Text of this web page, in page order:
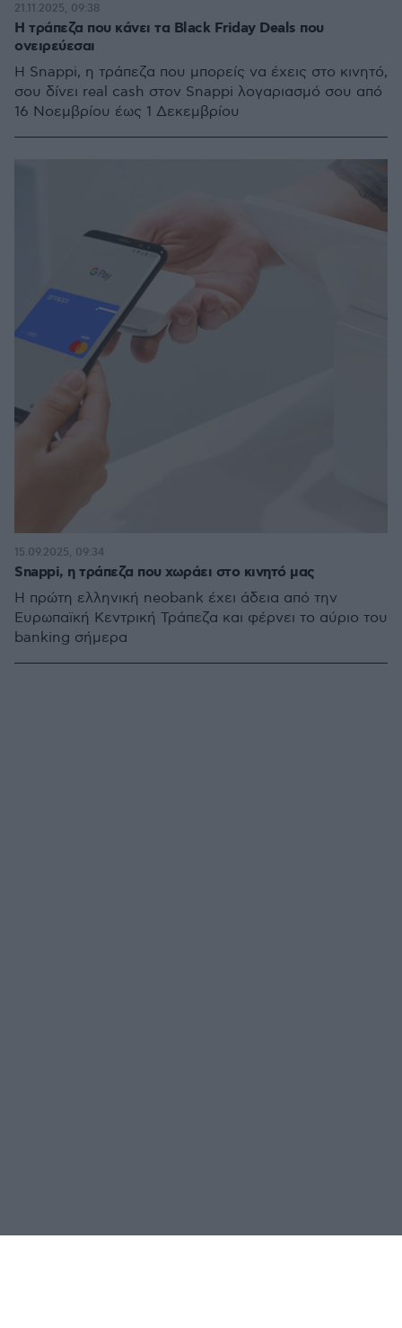
Η τράπεζα που κάνει τα Black Friday Deals που
ονειρεύεσαι
Η Snappi, η τράπεζα που μπορείς να έχεις στο κινητό,
σου δίνει real cash στον Snappi λογαριασμό σου από
16 Νοεμβρίου έως 1 Δεκεμβρίου
21.11.2025, 09:38
Snappi, η τράπεζα που χωράει στο κινητό μας
Η πρώτη ελληνική neobank έχει άδεια από την
Ευρωπαϊκή Κεντρική Τράπεζα και φέρνει το αύριο του
banking σήμερα
15.09.2025, 09:34